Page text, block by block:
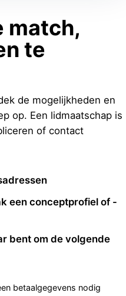
match,
te
de mogelijkheden en
op. Een lidmaatschap is
of contact
een conceptprofiel of -
bent om de volgende
betaalgegevens nodig